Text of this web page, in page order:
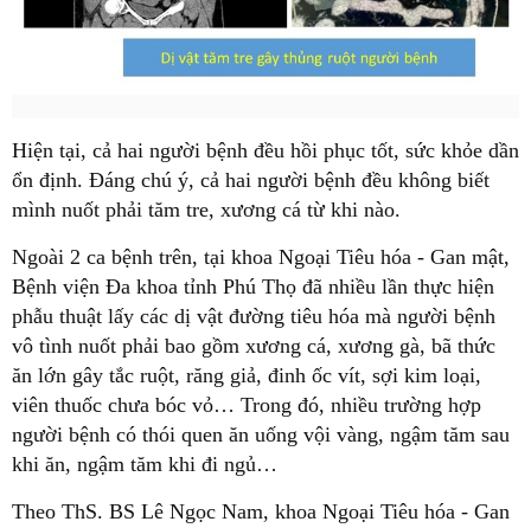
Hiện tại, cả hai người bệnh đều hồi phục tốt, sức khỏe dần
ổn định. Đáng chú ý, cả hai người bệnh đều không biết
mình nuốt phải tăm tre, xương cá từ khi nào.
Ngoài 2 ca bệnh trên, tại khoa Ngoại Tiêu hóa - Gan mật,
Bệnh viện Đa khoa tỉnh Phú Thọ đã nhiều lần thực hiện
phẫu thuật lấy các dị vật đường tiêu hóa mà người bệnh
vô tình nuốt phải bao gồm xương cá, xương gà, bã thức
ăn lớn gây tắc ruột, răng giả, đinh ốc vít, sợi kim loại,
viên thuốc chưa bóc vỏ… Trong đó, nhiều trường hợp
người bệnh có thói quen ăn uống vội vàng, ngậm tăm sau
khi ăn, ngậm tăm khi đi ngủ…
Theo ThS. BS Lê Ngọc Nam, khoa Ngoại Tiêu hóa - Gan